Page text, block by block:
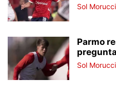
Sol Morucci
Parmo
Sol Morucci